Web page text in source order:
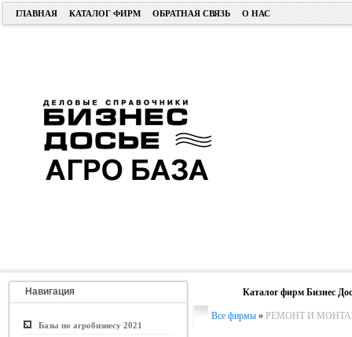
ГЛАВНАЯ КАТАЛОГ ФИРМ ОБРАТНАЯ СВЯЗЬ О НАС
Навигация
Базы по агробизнесу 2021
Каталог фирм Бизнес
Все фирмы » РЕМОНТ И